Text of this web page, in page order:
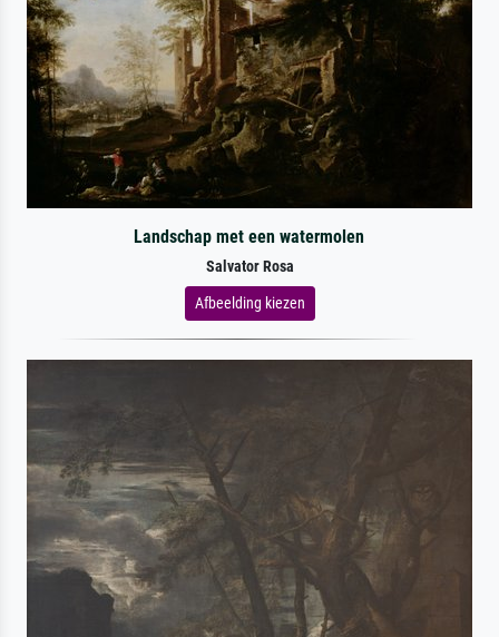
Landschap met een watermolen
Salvator Rosa
Afbeelding kiezen